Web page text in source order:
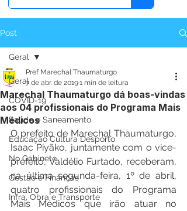
Post
Geral
COVID-19
Saúde e Saneamento
Educação Cultura Desporto
No Gabinete
Gestão e Finanças
Infra, Obra e Transporte
Geral
Marechal Thaumaturgo dá boas-vindas
aos 04 profissionais do Programa Mais
Médicos
Pref Marechal Thaumaturgo
7 de abr. de 20191 min de leitura
O prefeito de Marechal Thaumaturgo,
Isaac Piyãko, juntamente com o vice-
prefeito, Valdélio Furtado, receberam,
na última segunda-feira, 1º de abril,
quatro profissionais do Programa
Mais Médicos que irão atuar no